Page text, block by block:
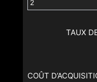
TAUX
COÛT